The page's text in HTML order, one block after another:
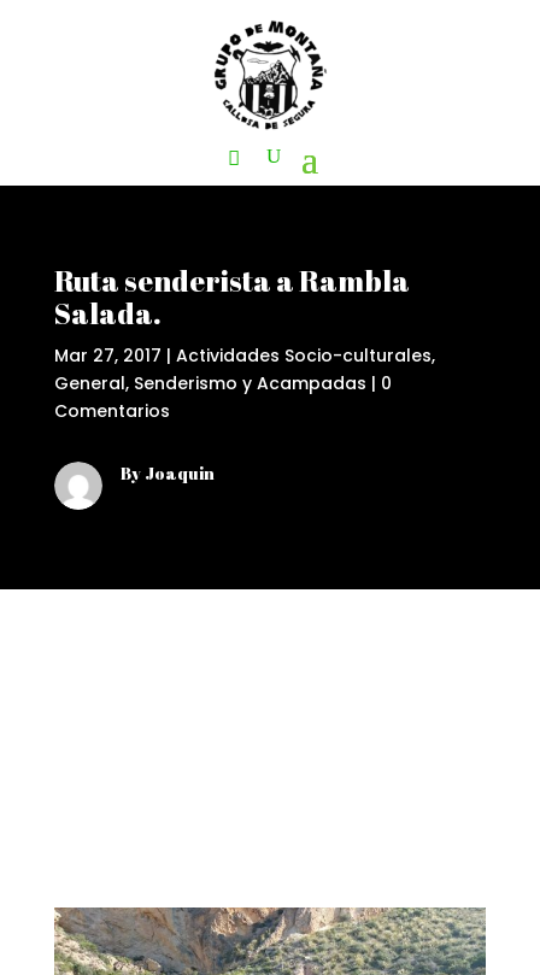
Ruta senderista a Rambla
Salada.
Mar 27, 2017 | Actividades Socio-culturales,
General, Senderismo y Acampadas | 0
Comentarios
By Joaquin